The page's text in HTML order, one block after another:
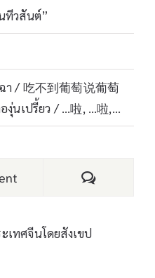
ทีวสันต์”
า / 吃不到葡萄说葡萄
งุ่นเปรี้ยว / …啦, …啦,…
Comments
ทศจีนโดยสังเขป